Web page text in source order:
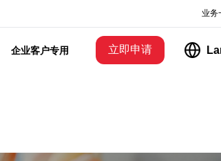
业务
企业客户专用 立即申请